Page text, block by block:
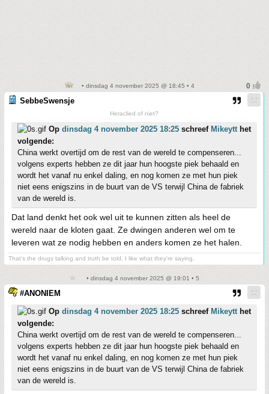
• dinsdag 4 november 2025 @ 18:45 • 4
SebbeSwensje
Heraclied of niet?
Op dinsdag 4 november 2025 18:25 schreef Mikeytthet
volgende:
China werkt overtijd om de rest van de wereld te compenseren...
volgens experts hebben ze dit jaar hun hoogste piek behaald en
wordt het vanaf nu enkel daling, en nog komen ze met hun piek
niet eens enigszins in de buurt van de VS terwijl China de fabriek
van de wereld is.
Dat land denkt het ook wel uit te kunnen zitten als heel de
wereld naar de kloten gaat. Ze dwingen anderen wel om te
leveren wat ze nodig hebben en anders komen ze het halen.
That's the drugs talking and truth be told, I like what they're saying.
• dinsdag 4 november 2025 @ 19:01 • 5
#ANONIEM
Op dinsdag 4 november 2025 18:25 schreef Mikeytthet
volgende:
China werkt overtijd om de rest van de wereld te compenseren...
volgens experts hebben ze dit jaar hun hoogste piek behaald en
wordt het vanaf nu enkel daling, en nog komen ze met hun piek
niet eens enigszins in de buurt van de VS terwijl China de fabriek
van de wereld is.